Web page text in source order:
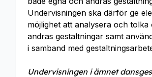
Undervisningen ska därför ge
möjlighet att analysera och tolka
andras gestaltningar samt
i samband med
Undervisningen i ämnet